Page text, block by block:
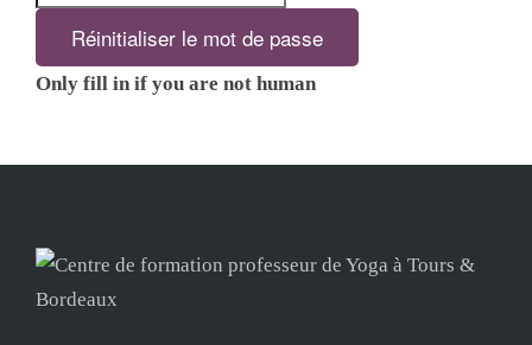
Only fill in if you are not human